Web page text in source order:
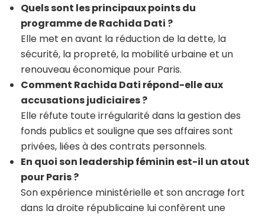
Quels sont les principaux points du
programme de Rachida Dati ?
Elle met en avant la réduction de la dette, la
sécurité, la propreté, la mobilité urbaine et un
renouveau économique pour Paris.
Comment Rachida Dati répond-elle aux
accusations judiciaires ?
Elle réfute toute irrégularité dans la gestion des
fonds publics et souligne que ses affaires sont
privées, liées à des contrats personnels.
En quoi son leadership féminin est-il un atout
pour Paris ?
Son expérience ministérielle et son ancrage fort
dans la droite républicaine lui confèrent une